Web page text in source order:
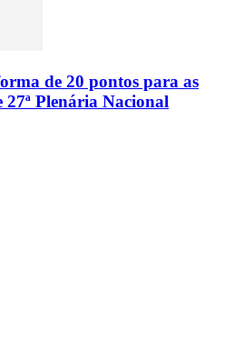
de 20 pontos para as
27ª Plenária Nacional